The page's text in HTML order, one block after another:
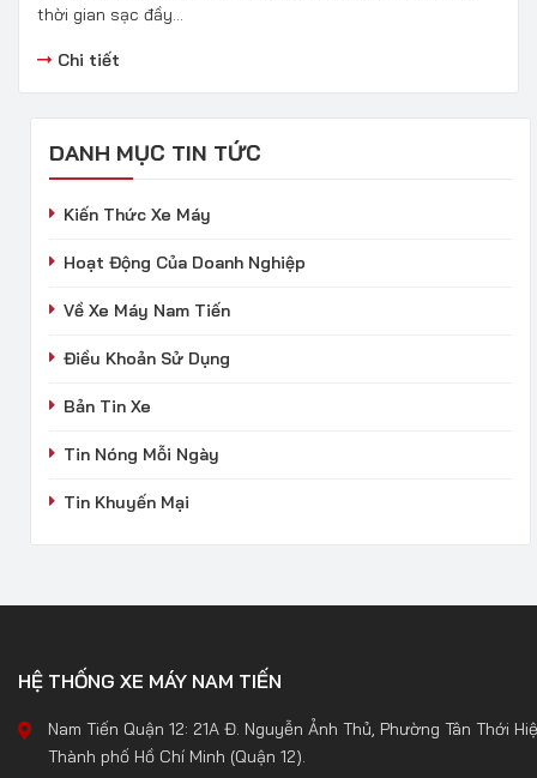
thời gian sạc đầy...
Chi tiết
DANH MỤC TIN TỨC
Kiến Thức Xe Máy
Hoạt Động Của Doanh Nghiệp
Về Xe Máy Nam Tiến
Điều Khoản Sử Dụng
Bản Tin Xe
Tin Nóng Mỗi Ngày
Tin Khuyến Mại
HỆ THỐNG XE MÁY NAM TIẾN
Nam Tiến Quận 12: 21A Đ. Nguyễn Ảnh Thủ, Phường Tân Thới
Thành phố Hồ Chí Minh (Quận 12).